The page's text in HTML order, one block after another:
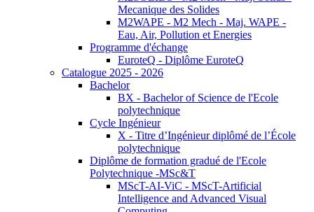
Mecanique des Solides
M2WAPE - M2 Mech - Maj. WAPE -
Eau, Air, Pollution et Energies
Programme d'échange
EuroteQ - Diplôme EuroteQ
Catalogue 2025 - 2026
Bachelor
BX - Bachelor of Science de l'Ecole
polytechnique
Cycle Ingénieur
X - Titre d’Ingénieur diplômé de l’École
polytechnique
Diplôme de formation gradué de l'Ecole
Polytechnique -MSc&T
MScT-AI-ViC - MScT-Artificial
Intelligence and Advanced Visual